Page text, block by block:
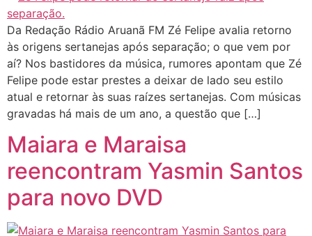
Da Redação Rádio Aruanã FM Zé Felipe avalia retorno
às origens sertanejas após separação; o que vem por
aí? Nos bastidores da música, rumores apontam que Zé
Felipe pode estar prestes a deixar de lado seu estilo
atual e retornar às suas raízes sertanejas. Com músicas
gravadas há mais de um ano, a questão que […]
Maiara e Maraisa
reencontram Yasmin Santos
para novo DVD